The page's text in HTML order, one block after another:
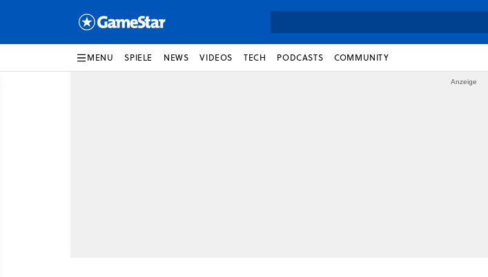
MENU SPIELE NEWS VIDEOS TECH PODCASTS COMMUNITY